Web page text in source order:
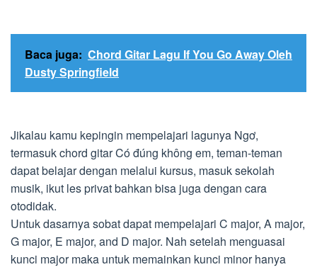
Baca juga: Chord Gitar Lagu If You Go Away Oleh
Dusty Springfield
Jikalau kamu kepingin mempelajari lagunya Ngơ,
termasuk chord gitar Có đúng không em, teman-teman
dapat belajar dengan melalui kursus, masuk sekolah
musik, ikut les privat bahkan bisa juga dengan cara
otodidak.
Untuk dasarnya sobat dapat mempelajari C major, A major,
G major, E major, and D major. Nah setelah menguasai
kunci major maka untuk memainkan kunci minor hanya